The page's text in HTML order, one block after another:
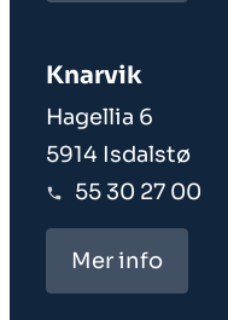
Knarvik
Hagellia 6
5914 Isdalstø
55 30 27 00
Mer info